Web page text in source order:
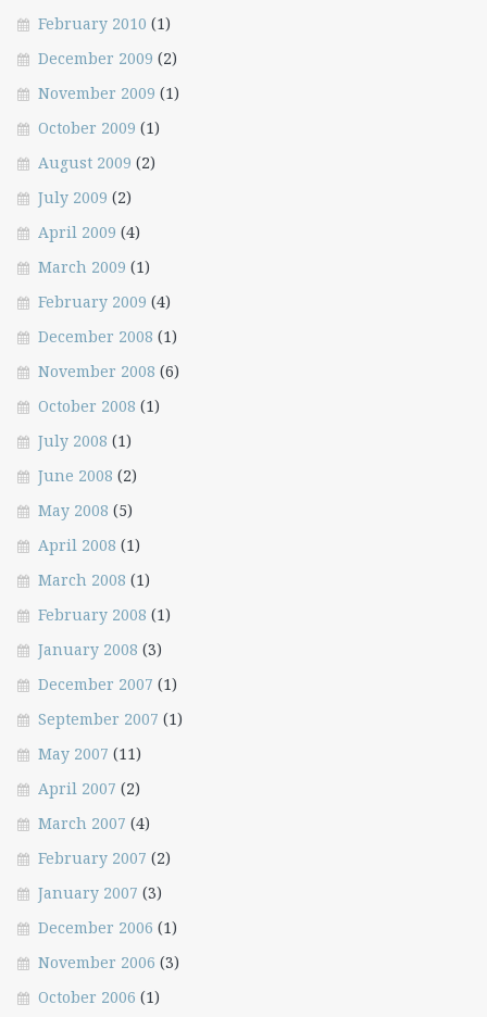
February 2010 (1)
December 2009 (2)
November 2009 (1)
October 2009 (1)
August 2009 (2)
July 2009 (2)
April 2009 (4)
March 2009 (1)
February 2009 (4)
December 2008 (1)
November 2008 (6)
October 2008 (1)
July 2008 (1)
June 2008 (2)
May 2008 (5)
April 2008 (1)
March 2008 (1)
February 2008 (1)
January 2008 (3)
December 2007 (1)
September 2007 (1)
May 2007 (11)
April 2007 (2)
March 2007 (4)
February 2007 (2)
January 2007 (3)
December 2006 (1)
November 2006 (3)
October 2006 (1)